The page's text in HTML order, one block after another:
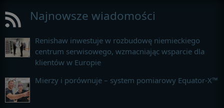
Najnowsze wiadomości
Renishaw inwestuje w rozbudowę niemieckiego
centrum serwisowego, wzmacniając wsparcie dla
klientów w Europie
Mierzy i porównuje – system pomiarowy Equator-X™